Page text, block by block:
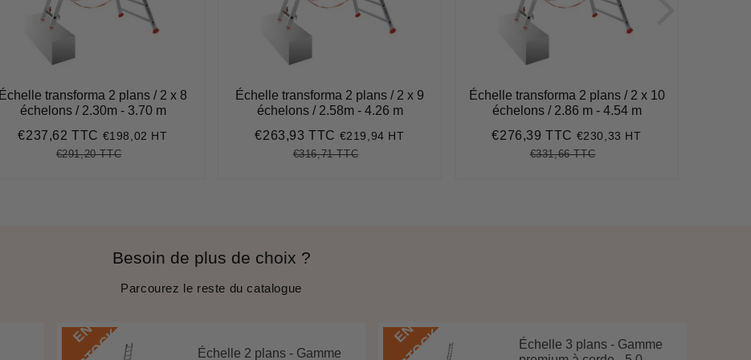
Échelle transforma 2 plans / 2 x 8
échelons / 2.30m - 3.70 m
Prix
€237,62 TTC €237,62
€198,02 HT
Prix
€291,20 TTC€291,20
Échelle transforma 2 plans / 2 x 9
échelons / 2.58m - 4.26 m
Prix
€263,93 TTC €263,93
€219,94 HT
Prix
€316,71 TTC€316,71
Échelle transforma 2 plans / 2 x 10
échelons / 2.86 m - 4.54 m
Prix
€276,39 TTC €276,39
€230,33 HT
Prix
€331,66 TTC€331,66
Besoin de plus de choix ?
Parcourez le reste du catalogue
E
N
S
T
O
C
K Échelle 2 plans - Gamme
E
N
S
T
O
C
K
Échelle 3 plans - Gamme